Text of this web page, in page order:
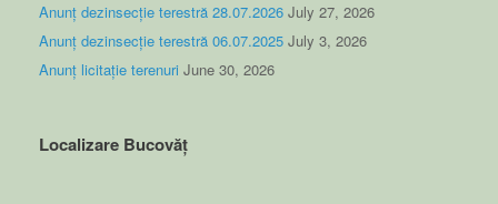
Anunț dezinsecție terestră 28.07.2026 July 27, 2026
Anunț dezinsecție terestră 06.07.2025 July 3, 2026
Anunț licitație terenuri June 30, 2026
Localizare Bucovăț